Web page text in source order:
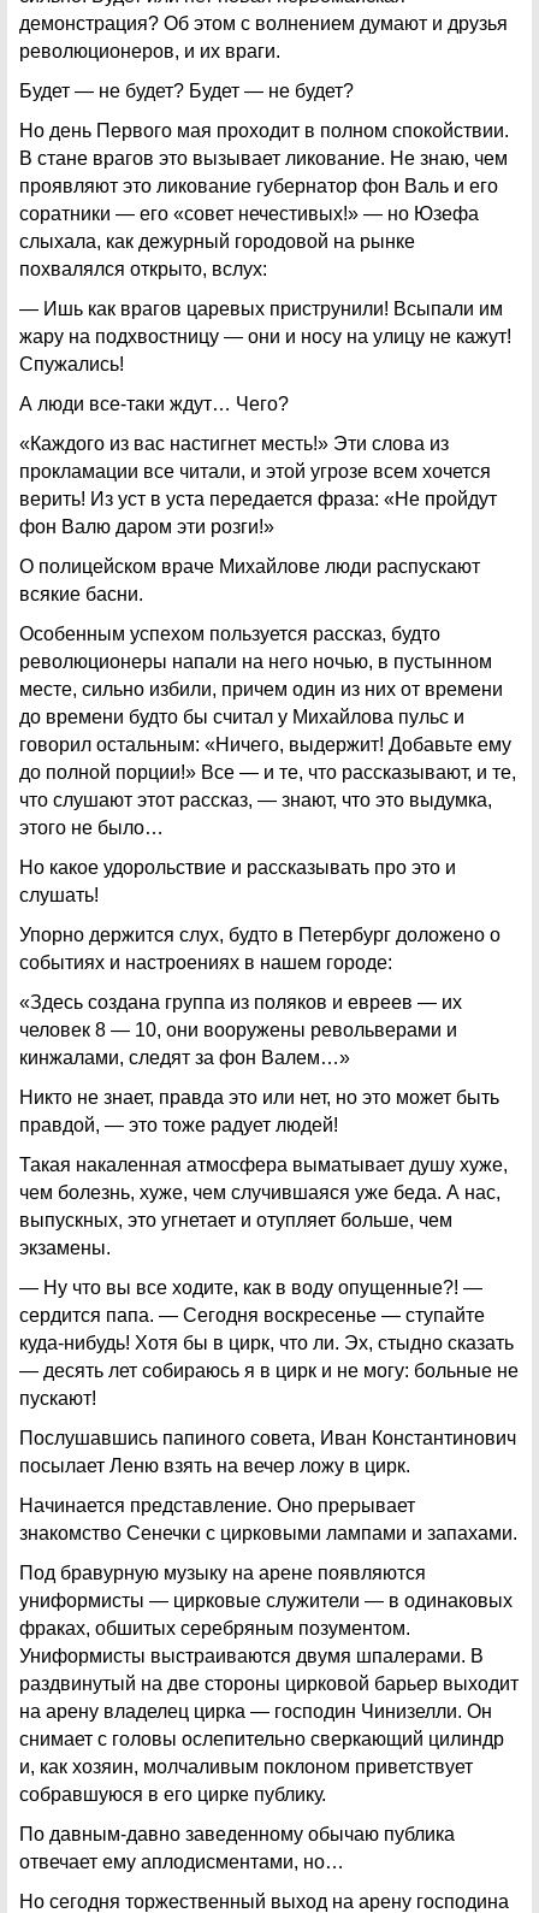
демонстрация? Об этом с волнением думают и друзья
революционеров, и их враги.
Будет — не будет? Будет — не будет?
Но день Первого мая проходит в полном спокойствии.
В стане врагов это вызывает ликование. Не знаю, чем
проявляют это ликование губернатор фон Валь и его
соратники — его «совет нечестивых!» — но Юзефа
слыхала, как дежурный городовой на рынке
похвалялся открыто, вслух:
— Ишь как врагов царевых приструнили! Всыпали им
жару на подхвостницу — они и носу на улицу не кажут!
Спужались!
А люди все-таки ждут… Чего?
«Каждого из вас настигнет месть!» Эти слова из
прокламации все читали, и этой угрозе всем хочется
верить! Из уст в уста передается фраза: «Не пройдут
фон Валю даром эти розги!»
О полицейском враче Михайлове люди распускают
всякие басни.
Особенным успехом пользуется рассказ, будто
революционеры напали на него ночью, в пустынном
месте, сильно избили, причем один из них от времени
до времени будто бы считал у Михайлова пульс и
говорил остальным: «Ничего, выдержит! Добавьте ему
до полной порции!» Все — и те, что рассказывают, и те,
что слушают этот рассказ, — знают, что это выдумка,
этого не было…
Но какое удорольствие и рассказывать про это и
слушать!
Упорно держится слух, будто в Петербург доложено о
событиях и настроениях в нашем городе:
«Здесь создана группа из поляков и евреев — их
человек 8 — 10, они вооружены револьверами и
кинжалами, следят за фон Валем…»
Никто не знает, правда это или нет, но это может быть
правдой, — это тоже радует людей!
Такая накаленная атмосфера выматывает душу хуже,
чем болезнь, хуже, чем случившаяся уже беда. А нас,
выпускных, это угнетает и отупляет больше, чем
экзамены.
— Ну что вы все ходите, как в воду опущенные?! —
сердится папа. — Сегодня воскресенье — ступайте
куда-нибудь! Хотя бы в цирк, что ли. Эх, стыдно сказать
— десять лет собираюсь я в цирк и не могу: больные не
пускают!
Послушавшись папиного совета, Иван Константинович
посылает Леню взять на вечер ложу в цирк.
Начинается представление. Оно прерывает
знакомство Сенечки с цирковыми лампами и запахами.
Под бравурную музыку на арене появляются
униформисты — цирковые служители — в одинаковых
фраках, обшитых серебряным позументом.
Униформисты выстраиваются двумя шпалерами. В
раздвинутый на две стороны цирковой барьер выходит
на арену владелец цирка — господин Чинизелли. Он
снимает с головы ослепительно сверкающий цилиндр
и, как хозяин, молчаливым поклоном приветствует
собравшуюся в его цирке публику.
По давным-давно заведенному обычаю публика
отвечает ему аплодисментами, но…
Но сегодня торжественный выход на арену господина